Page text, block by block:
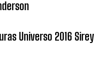
Universo 2016 Sirey